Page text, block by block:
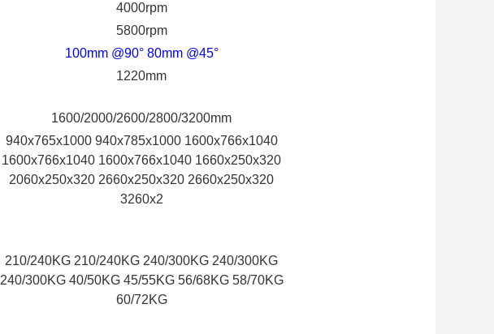
4000rpm
5800rpm
100mm @90° 80mm @45°
1220mm
1600/2000/2600/2800/3200mm
940x765x1000 940x785x1000 1600x766x1040
1600x766x1040 1600x766x1040 1660x250x320
2060x250x320 2660x250x320 2660x250x320
3260x2
210/240KG 210/240KG 240/300KG 240/300KG
240/300KG 40/50KG 45/55KG 56/68KG 58/70KG
60/72KG